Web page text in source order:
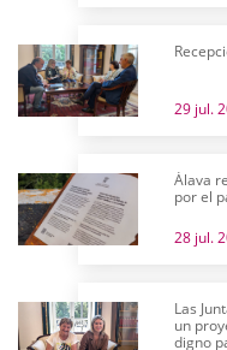
29 jul.
Álava
por el
28 jul.
Las
un
digno